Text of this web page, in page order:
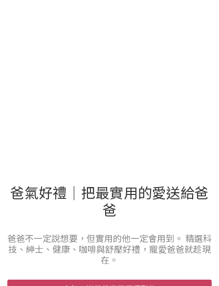
爸氣好禮｜把最實用的愛送給爸
爸
爸爸不一定說想要，但實用的他一定會用到。 精選科
技、紳士、健康、咖啡與舒壓好禮，寵愛爸爸就趁現
在。